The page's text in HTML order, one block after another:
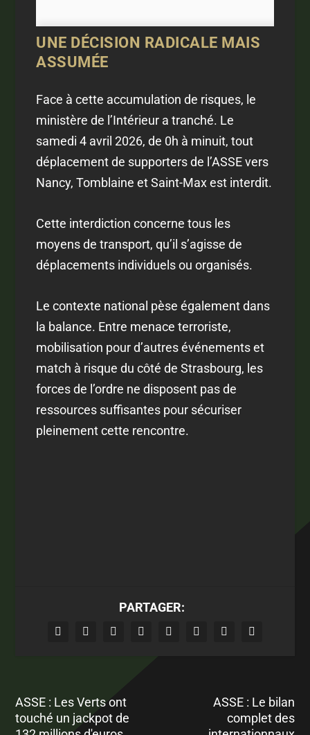
UNE DÉCISION RADICALE MAIS
ASSUMÉE
Face à cette accumulation de risques, le
ministère de l’Intérieur a tranché. Le
samedi 4 avril 2026, de 0h à minuit, tout
déplacement de supporters de l’ASSE vers
Nancy, Tomblaine et Saint-Max est interdit.
Cette interdiction concerne tous les
moyens de transport, qu’il s’agisse de
déplacements individuels ou organisés.
Le contexte national pèse également dans
la balance. Entre menace terroriste,
mobilisation pour d’autres événements et
match à risque du côté de Strasbourg, les
forces de l’ordre ne disposent pas de
ressources suffisantes pour sécuriser
pleinement cette rencontre.
PARTAGER:
ASSE : Les Verts ont
touché un jackpot de
ASSE : Le bilan
complet des